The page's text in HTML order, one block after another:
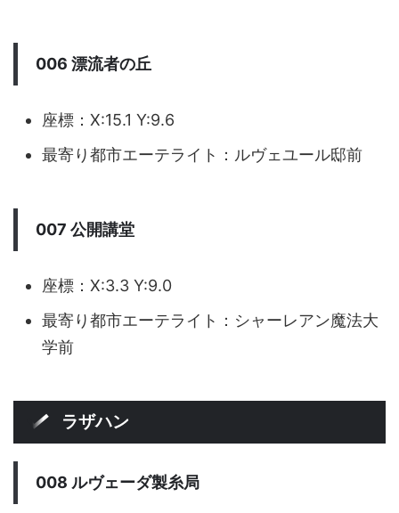
006 漂流者の丘
座標：X:15.1 Y:9.6
最寄り都市エーテライト：ルヴェユール邸前
007 公開講堂
座標：X:3.3 Y:9.0
最寄り都市エーテライト：シャーレアン魔法大
学前
ラザハン
008 ルヴェーダ製糸局